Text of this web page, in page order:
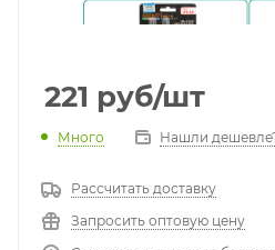
221 руб/шт
Много Нашли
Рассчитать доставку
Запросить оптовую цену